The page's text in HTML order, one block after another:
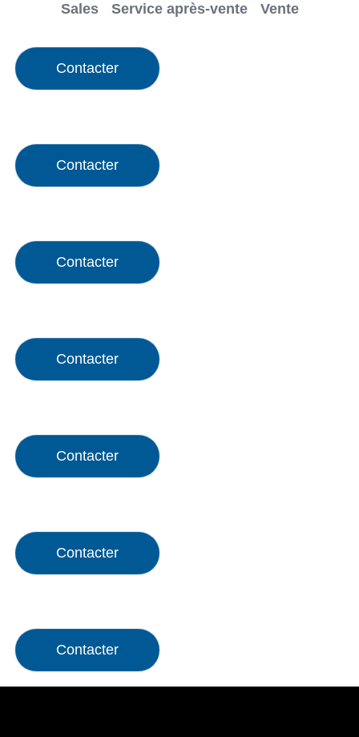
Sales
Service après-vente Vente
Contacter
Contacter
Contacter
Contacter
Contacter
Contacter
Contacter